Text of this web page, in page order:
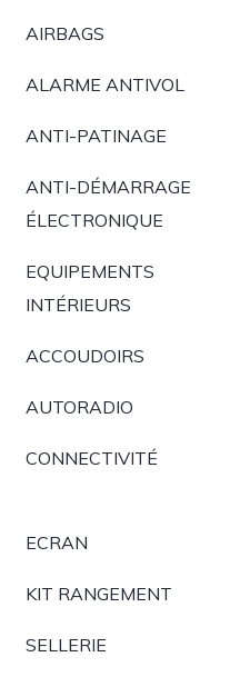
AIRBAGS
ALARME ANTIVOL
ANTI-PATINAGE
ANTI-DÉMARRAGE
ÉLECTRONIQUE
EQUIPEMENTS
INTÉRIEURS
ACCOUDOIRS
AUTORADIO
CONNECTIVITÉ
ECRAN
KIT RANGEMENT
SELLERIE